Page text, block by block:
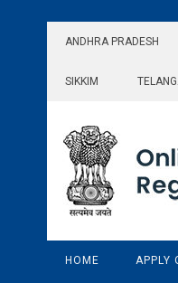
ANDHRA PRADESH
SIKKIM
HOME APPLY